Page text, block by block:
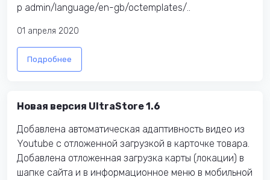
p admin/language/en-gb/octemplates/..
01 апреля 2020
Подробнее
Новая версия UltraStore 1.6
Добавлена автоматическая адаптивность видео из
Youtube с отложенной загрузкой в карточке товара.
Добавлена отложенная загрузка карты (локации) в
шапке сайта и в информационное меню в мобильной